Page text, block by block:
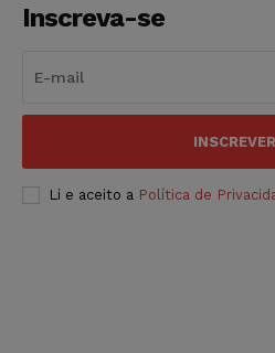
Inscreva-se
INSCREVER
Li e aceito a Política de